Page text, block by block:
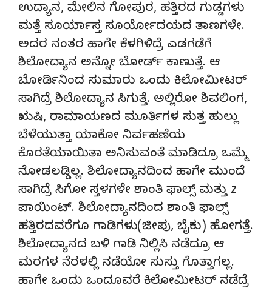
ಉದ್ಯಾನ, ಮೇಲಿನ ಗೋಪುರ, ಹತ್ತಿರದ ಗುಡ್ಡಗಳು
ಮತ್ತೆ ಸೂರ್ಯಾಸ್ತ ಸೂರ್ಯೋದಯದ ತಾಣಗಳೇ.
ಅದರ ನಂತರ ಹಾಗೇ ಕೆಳಗಿಳಿದ್ರೆ ಎಡಗಡೆಗೆ
ಶಿಲೋದ್ಯಾನ ಅನ್ನೋ ಬೋರ್ಡ್ ಕಾಣುತ್ತೆ. ಆ
ಬೋರ್ಡಿನಿಂದ ಸುಮಾರು ಒಂದು ಕಿಲೋಮೀಟರ್
ಸಾಗಿದ್ರೆ ಶಿಲೋದ್ಯಾನ ಸಿಗುತ್ತೆ. ಅಲ್ಲಿರೋ ಶಿವಲಿಂಗ,
ಋಷಿ, ರಾಮಾಯಣದ ಮೂರ್ತಿಗಳ ಸುತ್ತ ಹುಲ್ಲು
ಬೆಳೆಯುತ್ತಾ ಯಾಕೋ ನಿರ್ವಹಣೆಯ
ಕೊರತೆಯಾಯಿತಾ ಅನಿಸುವಂತೆ ಮಾಡಿದ್ರೂ ಒಮ್ಮೆ
ನೋಡಲಡ್ಡಿಲ್ಲ. ಶಿಲೋದ್ಯಾನದಿಂದ ಹಾಗೇ ಮುಂದೆ
ಸಾಗಿದ್ರೆ ಸಿಗೋ ಸ್ತಳಗಳೇ ಶಾಂತಿ ಫಾಲ್ಸ್ ಮತ್ತು z
ಪಾಯಿಂಟ್. ಶಿಲೋದ್ಯಾನದಿಂದ ಶಾಂತಿ ಫಾಲ್ಸ್
ಹತ್ತಿರದವರೆಗೂ ಗಾಡಿಗಳು(ಜೀಪು, ಬೈಕು) ಹೋಗತ್ತೆ.
ಶಿಲೋದ್ಯಾನದ ಬಳಿ ಗಾಡಿ ನಿಲ್ಲಿಸಿ ನಡೆದ್ರೂ ಆ
ಮರಗಳ ನೆರಳಲ್ಲಿ ನಡೆಯೋ ಸುಸ್ತು ಗೊತ್ತಾಗಲ್ಲ.
ಹಾಗೇ ಒಂದು ಒಂದೂವರೆ ಕಿಲೋಮೀಟರ್ ನಡೆದ್ರೆ